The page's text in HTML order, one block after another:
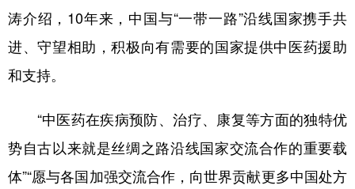
涛介绍，10年来，中国与“一带一路”沿线国家携手共
进、守望相助，积极向有需要的国家提供中医药援助
和支持。
“中医药在疾病预防、治疗、康复等方面的独特优
势自古以来就是丝绸之路沿线国家交流合作的重要载
体”“愿与各国加强交流合作，向世界贡献更多中国处方